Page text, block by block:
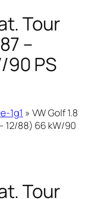
Tour
–
90 PS
1g1 » VW Golf 1.8
12/88) 66 kW/90
Tour